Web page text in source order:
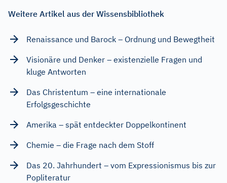
Weitere Artikel aus der Wissensbibliothek
Renaissance und Barock – Ordnung und Bewegtheit
Visionäre und Denker – existenzielle Fragen und
kluge Antworten
Das Christentum – eine internationale
Erfolgsgeschichte
Amerika – spät entdeckter Doppelkontinent
Chemie – die Frage nach dem Stoff
Das 20. Jahrhundert – vom Expressionismus bis zur
Popliteratur